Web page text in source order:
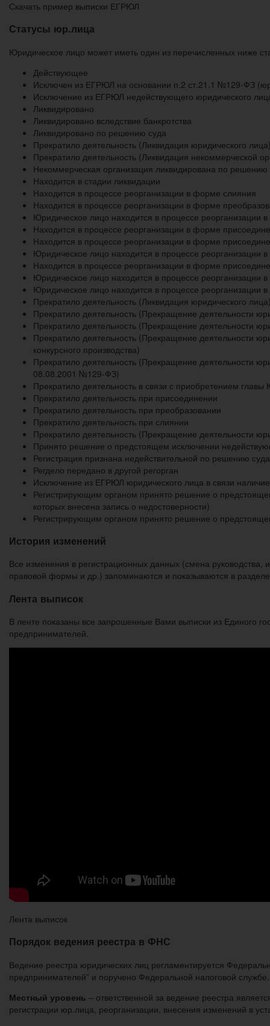
Скачать пример выписки ЕГРЮЛ
Статусы юр.лица
Юридическое лицо может иметь один из перечисленных ниже
Действующее
Исключен из ЕГРЮЛ на основании п.2 ст.21.1 №129-ФЗ
Исключение из ЕГРЮЛ недействующего юридического
Ликвидировано
Ликвидировано вследствие банкротства
Ликвидировано по решению суда
Прекратило деятельность (Ликвидация юридического
Прекратило деятельность (Ликвидация некоммерческой
Некоммерческая организация ликвидирована по решению
Находится в стадии ликвидации
Находится в процессе реорганизации в форме слияния
Находится в процессе реорганизации в форме
Юридическое лицо находится в процессе реорганизации
Находится в процессе реорганизации в форме
Находится в процессе реорганизации в форме
Юридическое лицо находится в процессе
Находится в процессе реорганизации в форме
Юридическое лицо находится в процессе
Юридическое лицо находится в процессе реорганизации
Прекратило деятельность (Ликвидация юридического
Прекратило деятельность (Прекращение деятельности
Прекратило деятельность (Прекращение деятельности
Прекратило деятельность (Прекращение деятельности
конкурсного производства)
Прекратило деятельность (Прекращение деятельности
08.08.2001 №129-ФЗ)
Прекратило деятельность в связи с приобретением
Прекратило деятельность при присоединении
Прекратило деятельность при преобразовании
Прекратило деятельность при слиянии
Прекратило деятельность (Прекращение деятельности
Принято решение о предстоящем исключении
Регистрация признана недействительной по решению суда
Регдело передано в другой регорган
Исключение из ЕГРЮЛ юридического лица в связи
Регистрирующим органом принято решение о
которых внесена запись о недостоверности)
Регистрирующим органом принято решение о
История изменений
Все изменения в регистрационных данных (смена
правовой формы и др.) запоминаются и показываются в разделе
Лента выписок
В ленте показаны все запрошенные Вами выписки из Единого
предпринимателей.
Лента выписок
Порядок ведения реестра в ФНС
Ведение реестра юридических лиц регламентируется
предпринимателей” и поручено Федеральной налоговой
Местный уровень – ответственной за ведение реестра
регистрации юр.лица, реорганизации, внесения изменений в